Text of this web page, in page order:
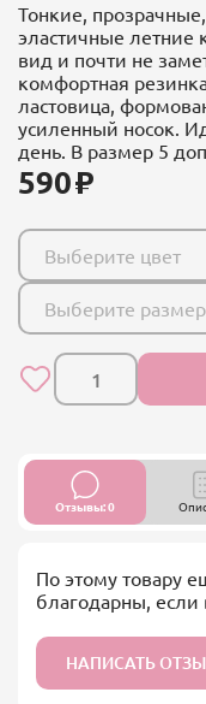
Тонкие,
эластичные летние
вид и почти не
комфортная
ластовица,
усиленный носок.
день. В размер 5
590
Выберите цвет
Выберите размер
Отзывы: 0
По этому товару
благодарны, если
НАПИСАТЬ